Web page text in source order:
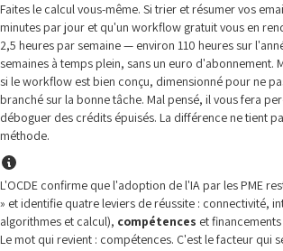
Faites le calcul vous-même. Si trier et résumer vos
minutes par jour et qu'un workflow gratuit vous en
2,5 heures par semaine — environ 110 heures sur
semaines à temps plein, sans un euro d'abonnement.
si le workflow est bien conçu, dimensionné pour ne
branché sur la bonne tâche. Mal pensé, il vous fera
déboguer des crédits épuisés. La différence ne tient
méthode.
L'OCDE confirme que l'adoption de l'IA par les PME
» et identifie quatre leviers de réussite : connectivité,
algorithmes et calcul), compétences et
Le mot qui revient : compétences. C'est le facteur qui